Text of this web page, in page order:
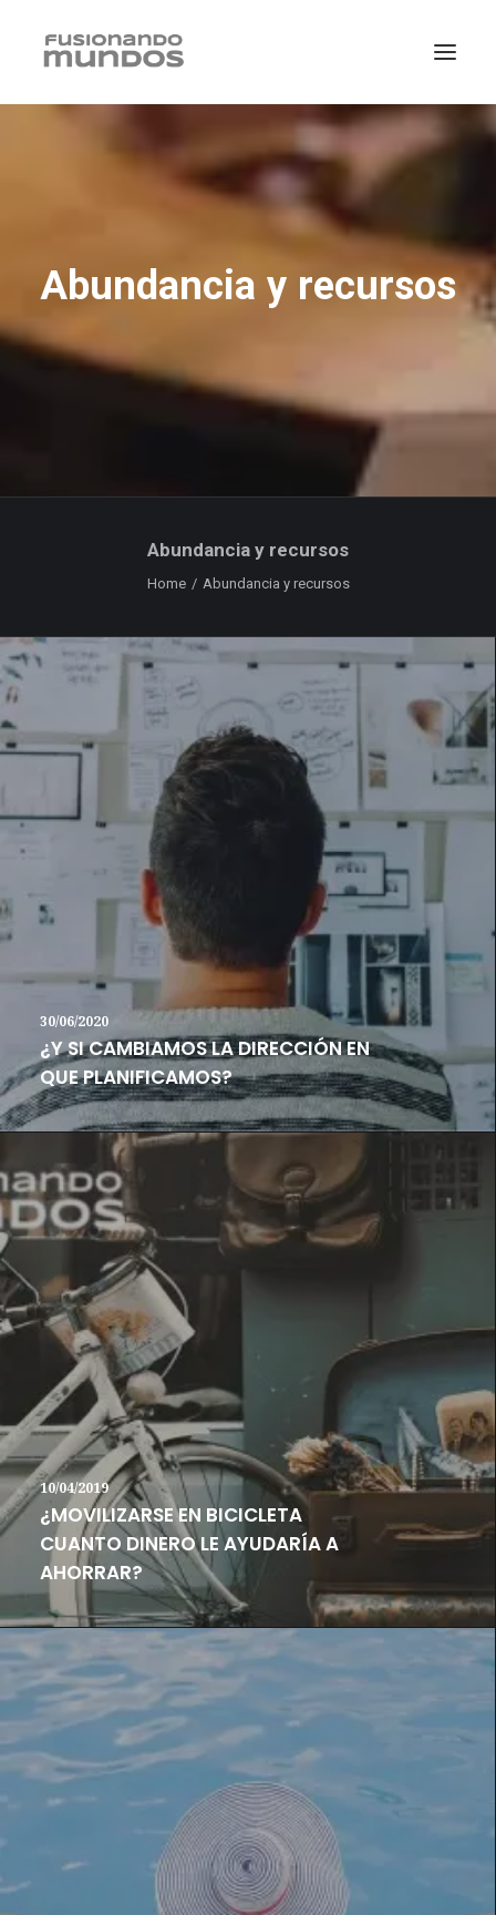
SEARCH
Abundancia y recursos
Abundancia y recursos
Home Abundancia y recursos
30/06/2020
¿Y SI CAMBIAMOS LA DIRECCIÓN EN
QUE PLANIFICAMOS?
10/04/2019
¿MOVILIZARSE EN BICICLETA
CUANTO DINERO LE AYUDARÍA A
AHORRAR?